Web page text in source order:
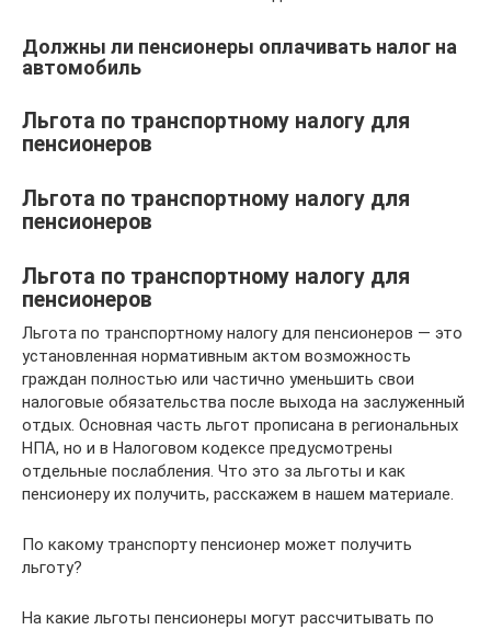
Должны ли пенсионеры оплачивать налог на
автомобиль
Льгота по транспортному налогу для
пенсионеров
Льгота по транспортному налогу для
пенсионеров
Льгота по транспортному налогу для
пенсионеров
Льгота по транспортному налогу для пенсионеров — это
установленная нормативным актом возможность
граждан полностью или частично уменьшить свои
налоговые обязательства после выхода на заслуженный
отдых. Основная часть льгот прописана в региональных
НПА, но и в Налоговом кодексе предусмотрены
отдельные послабления. Что это за льготы и как
пенсионеру их получить, расскажем в нашем материале.
По какому транспорту пенсионер может получить
льготу?
На какие льготы пенсионеры могут рассчитывать по